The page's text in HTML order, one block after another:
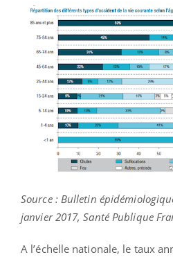
Source : Bulletin
janvier 2017, Santé Publique
A l’échelle nationale, le taux